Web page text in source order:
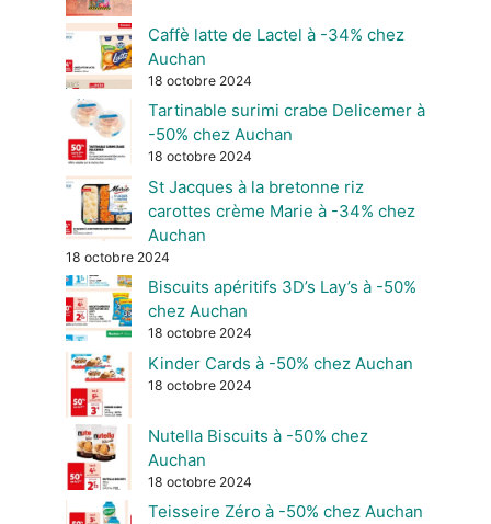
Caffè latte de Lactel à -34% chez
Auchan
18 octobre 2024
Tartinable surimi crabe Delicemer à
-50% chez Auchan
18 octobre 2024
St Jacques à la bretonne riz
carottes crème Marie à -34% chez
Auchan
18 octobre 2024
Biscuits apéritifs 3D’s Lay’s à -50%
chez Auchan
18 octobre 2024
Kinder Cards à -50% chez Auchan
18 octobre 2024
Nutella Biscuits à -50% chez
Auchan
18 octobre 2024
Teisseire Zéro à -50% chez Auchan